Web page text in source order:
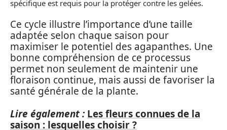
spécifique est requis pour la protéger contre les gelées.
Ce cycle illustre l’importance d’une taille
adaptée selon chaque saison pour
maximiser le potentiel des agapanthes. Une
bonne compréhension de ce processus
permet non seulement de maintenir une
floraison continue, mais aussi de favoriser la
santé générale de la plante.
Lire également : Les fleurs connues de la
saison : lesquelles choisir ?